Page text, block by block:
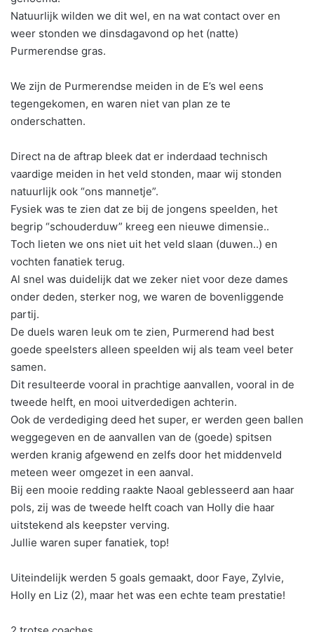
Natuurlijk wilden we dit wel, en na wat contact over en
weer stonden we dinsdagavond op het (natte)
Purmerendse gras.
We zijn de Purmerendse meiden in de E’s wel eens
tegengekomen, en waren niet van plan ze te
onderschatten.
Direct na de aftrap bleek dat er inderdaad technisch
vaardige meiden in het veld stonden, maar wij stonden
natuurlijk ook “ons mannetje”.
Fysiek was te zien dat ze bij de jongens speelden, het
begrip “schouderduw” kreeg een nieuwe dimensie..
Toch lieten we ons niet uit het veld slaan (duwen..) en
vochten fanatiek terug.
Al snel was duidelijk dat we zeker niet voor deze dames
onder deden, sterker nog, we waren de bovenliggende
partij.
De duels waren leuk om te zien, Purmerend had best
goede speelsters alleen speelden wij als team veel beter
samen.
Dit resulteerde vooral in prachtige aanvallen, vooral in de
tweede helft, en mooi uitverdedigen achterin.
Ook de verdediging deed het super, er werden geen ballen
weggegeven en de aanvallen van de (goede) spitsen
werden kranig afgewend en zelfs door het middenveld
meteen weer omgezet in een aanval.
Bij een mooie redding raakte Naoal geblesseerd aan haar
pols, zij was de tweede helft coach van Holly die haar
uitstekend als keepster verving.
Jullie waren super fanatiek, top!
Uiteindelijk werden 5 goals gemaakt, door Faye, Zylvie,
Holly en Liz (2), maar het was een echte team prestatie!